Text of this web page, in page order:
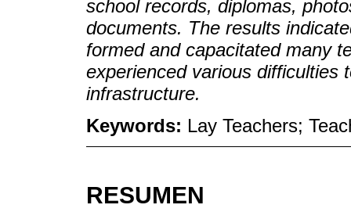
school records, diplomas,
documents. The results
formed and capacitated many
experienced various difficulties
infrastructure.
Keywords: Lay Teachers;
RESUMEN